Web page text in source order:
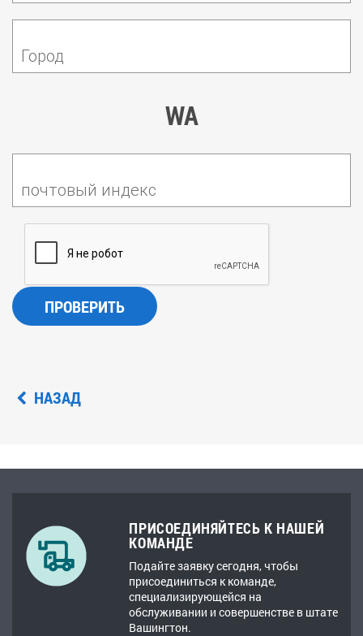
Город
WA
почтовый индекс
ПРОВЕРИТЬ
НАЗАД
ПРИСОЕДИНЯЙТЕСЬ К НАШЕЙ
КОМАНДЕ
Подайте заявку сегодня, чтобы
присоединиться к команде,
специализирующейся на
обслуживании и совершенстве в штате
Вашингтон.